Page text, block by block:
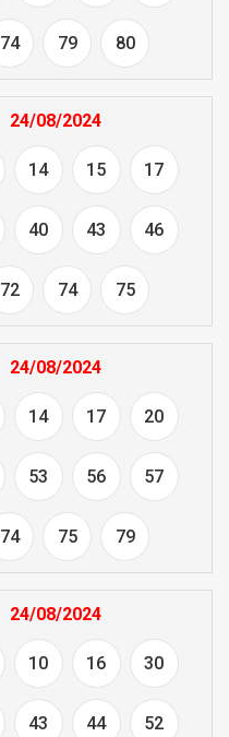
74 79 80
24/08/2024
14 15 17
40 43 46
72 74 75
24/08/2024
14 17 20
53 56 57
74 75 79
24/08/2024
10 16 30
43 44 52